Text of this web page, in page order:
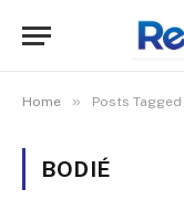
Home » Posts
BODIÉ